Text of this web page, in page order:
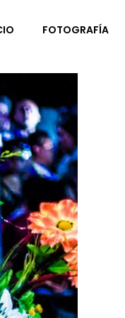
FOTOGRAFÍA